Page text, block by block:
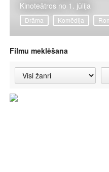
Kinoteātros no 1. jūlija
Drāma Komēdija
Filmu meklēšana